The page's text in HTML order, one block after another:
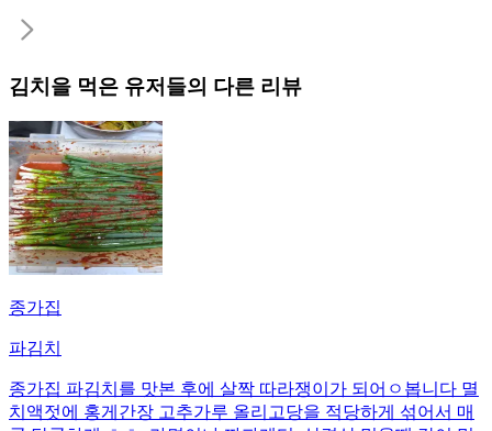
김치 을 먹은 유저들의 다른 리뷰
종가집
파김치
종가집 파김치를 맛본 후에 살짝 따라쟁이가 되어ㅇ봅니다 멸
치액젓에 홍게간장 고추가루 올리고당을 적당하게 섞어서 매